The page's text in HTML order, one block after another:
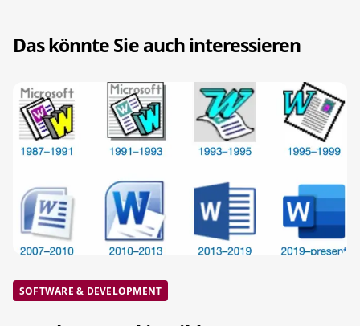
Das könnte Sie auch interessieren
SOFTWARE & DEVELOPMENT